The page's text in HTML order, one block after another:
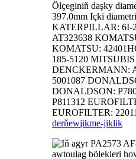
Ölçeginiň daşky
397.0mm Içki
KATERPILLAR: 6I-
AT323638
KOMATSU:
185-5120
DENCKERMANN:
5001087
DONALDSON:
P811312
EUROFILTER:
derňewjikme-jiklik